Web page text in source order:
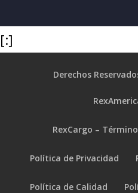
[:]
Derechos
RexCargo –
Política de Privacidad
Política de Calidad